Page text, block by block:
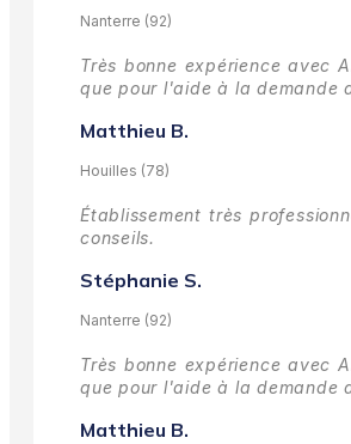
Nanterre (92)
Très bonne expérience avec
que pour l'aide à la demande
Matthieu B.
Houilles (78)
Établissement très
conseils.
Stéphanie S.
Nanterre (92)
Très bonne expérience avec
que pour l'aide à la demande
Matthieu B.